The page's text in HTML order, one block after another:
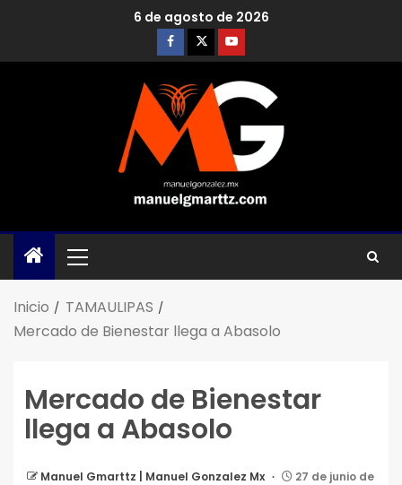
6 de agosto de 2026
Inicio
TAMAULIPAS
Mercado de Bienestar llega a Abasolo
Mercado de Bienestar
llega a Abasolo
Manuel Gmarttz | Manuel Gonzalez Mx
27 de junio de